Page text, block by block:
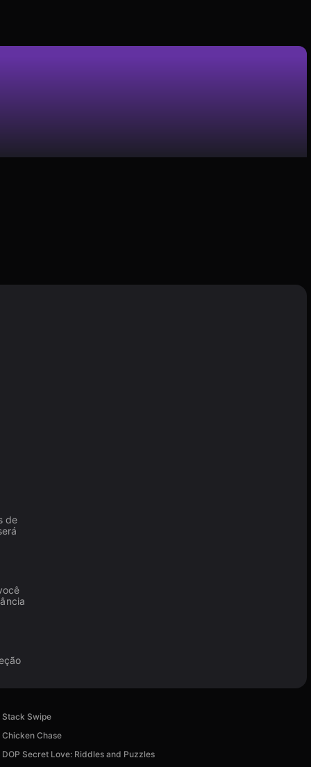
de
Stack Swipe
Chicken Chase
DOP Secret Love: Riddles and Puzzles